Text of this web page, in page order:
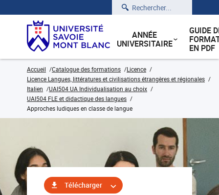
Rechercher
ANNÉE
UNIVERSITAIRE
GUIDE
EN PDF
Accueil Catalogue des formations
Licence
Licence Langues, littératures et civilisations étrangères et régionales
Italien
UAI504 UA Individualisation au choix
UAI504 FLE et didactique des langues
Approches ludiques en classe de langue
Télécharger